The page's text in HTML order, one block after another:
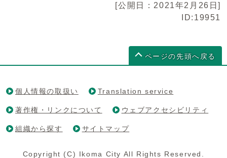
[公開日：2021年2月26日]
ID:19951
ページの先頭へ戻る
個人情報の取扱い Translation service
著作権・リンクについて ウェブアクセシビリティ
組織から探す サイトマップ
Copyright (C) Ikoma City All Rights Reserved.